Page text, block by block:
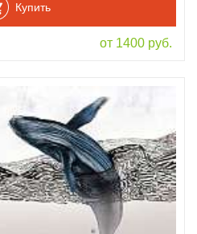
Купить
от 1400 руб.